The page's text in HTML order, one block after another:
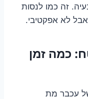
זה כמו לנסות
לא אפקטיבי.
כמה זמן
עכבר מת